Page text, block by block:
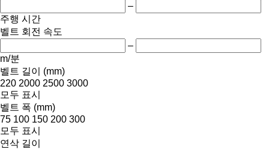
–
주행 시간
벨트 회전 속도
–
m/분
벨트 길이 (mm)
220 2000 2500 3000
모두 표시
벨트 폭 (mm)
75 100 150 200 300
모두 표시
연삭 길이